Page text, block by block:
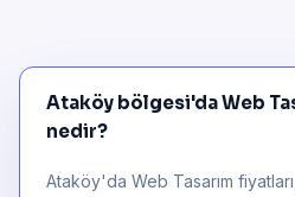
Ataköy bölgesi'da Web
nedir?
Ataköy'da Web Tasarım